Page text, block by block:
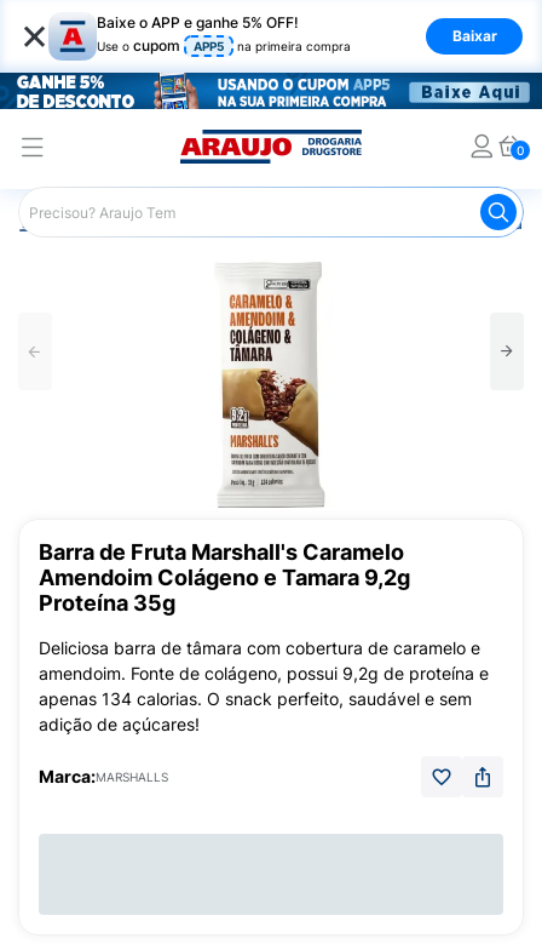
× Baixe o APP e ganhe 5% OFF!
Use o cupom APP5 na primeira compra
Baixar
0
Araujo Nutrição Saudável Barra de Frutas
Barra de Fruta Marshall's Caramelo
Amendoim Colágeno e Tamara 9,2g
Proteína 35g
Deliciosa barra de tâmara com cobertura de caramelo e
amendoim. Fonte de colágeno, possui 9,2g de proteína e
apenas 134 calorias. O snack perfeito, saudável e sem
adição de açúcares!
Marca:MARSHALLS